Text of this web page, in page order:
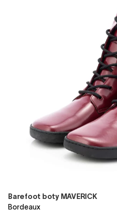
Barefoot boty MAVERICK
Bordeaux